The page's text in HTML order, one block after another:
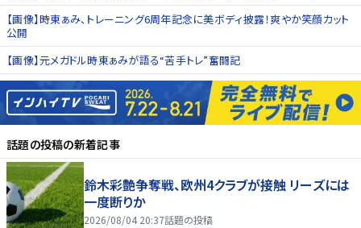
【画像】時東ぁみ、トレーニング6周年記念に美ボディ披露！爽やか笑顔カット
公開
【画像】元メガドル時東ぁみが語る“苦手トレ”奮闘記
話題の投稿の新着記事
鈴木彩艶争奪戦、欧州4クラブが接触 リーズには
一度断りか
2026/08/04 20:37話題の投稿